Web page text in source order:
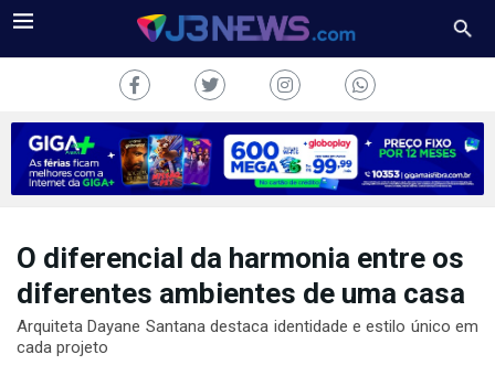
J3NEWS
COLUNAS
O diferencial da harmonia entre os
diferentes ambientes de uma casa
Arquiteta Dayane Santana destaca identidade e estilo único em
cada projeto